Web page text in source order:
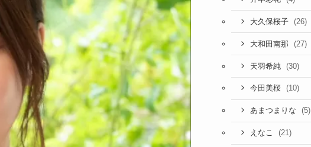
大久保桜子 (26)
大和田南那 (27)
天羽希純 (30)
今田美桜 (10)
あまつまりな (5)
えなこ (21)